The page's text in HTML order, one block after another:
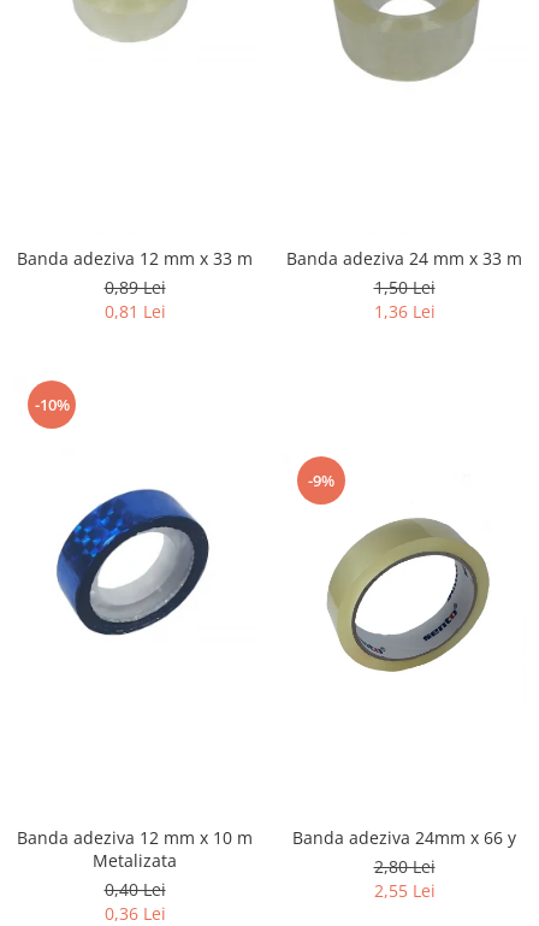
Banda adeziva 12 mm x 33 m
0,89 Lei
0,81 Lei
Banda adeziva 24 mm x 33 m
1,50 Lei
1,36 Lei
-10%
Banda adeziva 12 mm x 10 m
Metalizata
0,40 Lei
0,36 Lei
-9%
Banda adeziva 24mm x 66 y
2,80 Lei
2,55 Lei